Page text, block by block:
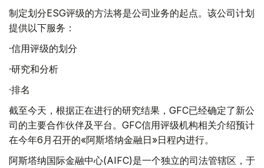
制定划分ESG评级的方法将是公司业务的起点。该公司计划
提供以下服务：
·信用评级的划分
·研究和分析
·排名
截至今天，根据正在进行的研究结果，GFC已经确定了新公
司的主要合作伙伴及平台。GFC信用评级机构相关介绍预计
在今年6月召开的«阿斯塔纳金融日»日程内进行。
阿斯塔纳国际金融中心(AIFC)是一个独立的司法管辖区，于